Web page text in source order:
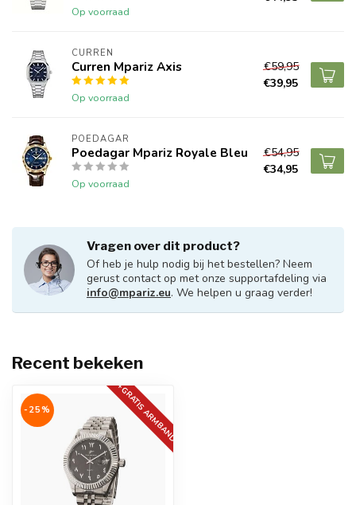
Op voorraad
CURREN
Curren Mpariz Axis
Op voorraad
€59,95
€39,95
POEDAGAR
Poedagar Mpariz Royale Bleu
Op voorraad
€54,95
€34,95
Vragen over dit product?
Of heb je hulp nodig bij het bestellen? Neem
gerust contact op met onze supportafdeling via
info@mpariz.eu. We helpen u graag verder!
Recent bekeken
+GRATIS ARMBAND
-25%